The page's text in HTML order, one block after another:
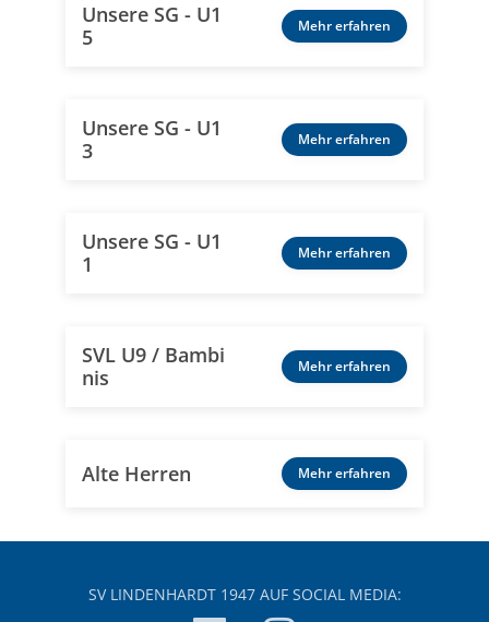
Unsere SG - U1
5
Mehr erfahren
Unsere SG - U1
3
Mehr erfahren
Unsere SG - U1
1
Mehr erfahren
SVL U9 / Bambi
nis
Mehr erfahren
Alte Herren Mehr erfahren
SV LINDENHARDT 1947 AUF SOCIAL MEDIA: